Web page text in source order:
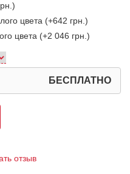
цвета (+642 грн.)
цвета (+2 046 грн.)
БЕСПЛАТНО
отзыв